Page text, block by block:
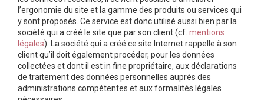
l’ergonomie du site et la gamme des produits ou services qui
y sont proposés. Ce service est donc utilisé aussi bien par la
société qui a créé le site que par son client (cf. mentions
légales). La société qui a créé ce site Internet rappelle à son
client qu’il doit également procéder, pour les données
collectées et dont il est in fine propriétaire, aux déclarations
de traitement des données personnelles auprès des
administrations compétentes et aux formalités légales